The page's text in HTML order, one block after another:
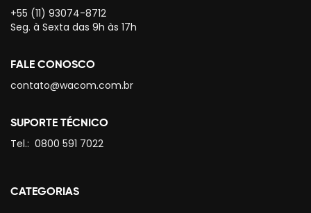
+55 (11) 93074-8712
Seg. à Sexta das 9h às 17h
FALE CONOSCO
contato@wacom.com.br
SUPORTE TÉCNICO
Tel.: 0800 591 7022
CATEGORIAS